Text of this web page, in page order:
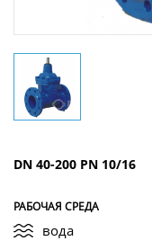
DN 40-200 PN 10/16
РАБОЧАЯ СРЕДА
вода